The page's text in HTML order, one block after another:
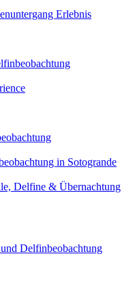
Erlebnis
in Sotogrande
Delfine & Übernachtung
Delfinbeobachtung